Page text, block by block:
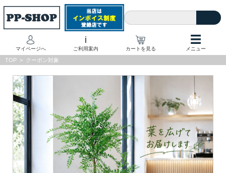
マイページへ
i
ご利用案内 カートを見る
☰
メニュー
TOP > クーポン対象